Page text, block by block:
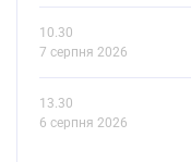
10.30
7 серпня 2026
13.30
6 серпня 2026